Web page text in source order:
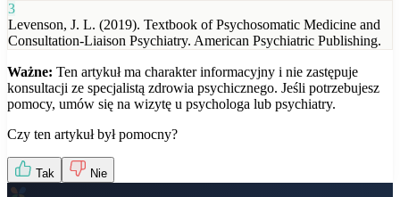
3
Levenson, J. L. (2019). Textbook of Psychosomatic Medicine and
Consultation-Liaison Psychiatry. American Psychiatric Publishing.
Ważne: Ten artykuł ma charakter informacyjny i nie zastępuje
konsultacji ze specjalistą zdrowia psychicznego. Jeśli potrzebujesz
pomocy, umów się na wizytę u psychologa lub psychiatry.
Czy ten artykuł był pomocny?
Tak Nie